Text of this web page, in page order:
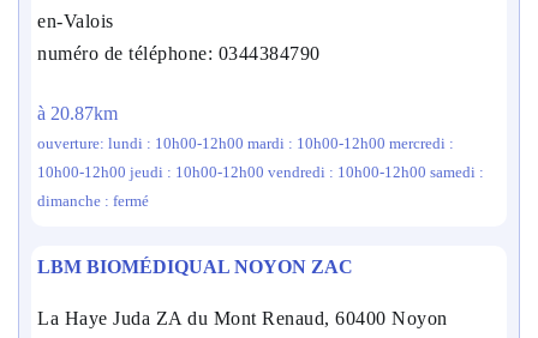
en-Valois
numéro de téléphone: 0344384790
à 20.87km
ouverture: lundi : 10h00-12h00 mardi : 10h00-12h00 mercredi :
10h00-12h00 jeudi : 10h00-12h00 vendredi : 10h00-12h00 samedi :
dimanche : fermé
LBM BIOMÉDIQUAL NOYON ZAC
La Haye Juda ZA du Mont Renaud, 60400 Noyon